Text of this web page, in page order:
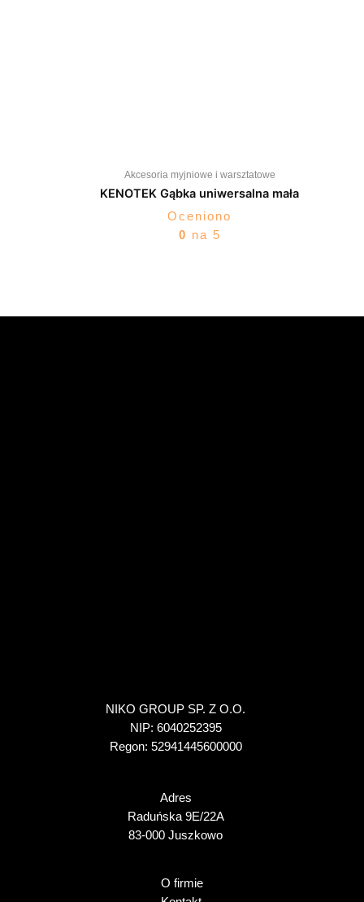
Akcesoria myjniowe i warsztatowe
KENOTEK Gąbka uniwersalna mała
Oceniono
0 na 5
NIKO GROUP SP. Z O.O.
NIP: 6040252395
Regon: 52941445600000
Adres
Raduńska 9E/22A
83-000 Juszkowo
O firmie